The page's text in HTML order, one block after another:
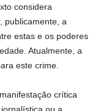
considera
publicamente, a
estas e os poderes
Atualmente, a
este crime.
crítica